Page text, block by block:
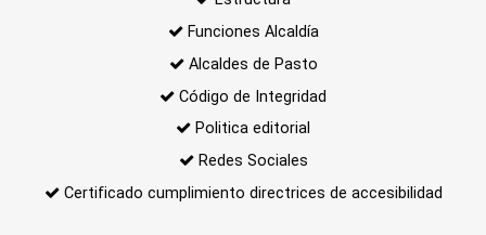
Funciones Alcaldía
Alcaldes de Pasto
Código de Integridad
Politica editorial
Redes Sociales
Certificado cumplimiento directrices de accesibilidad